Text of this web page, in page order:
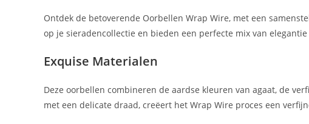
Ontdek de betoverende Oorbellen Wrap Wire, met een
op je sieradencollectie en bieden een perfecte mix van elegantie
Exquise Materialen
Deze oorbellen combineren de aardse kleuren van agaat, de
met een delicate draad, creëert het Wrap Wire proces een